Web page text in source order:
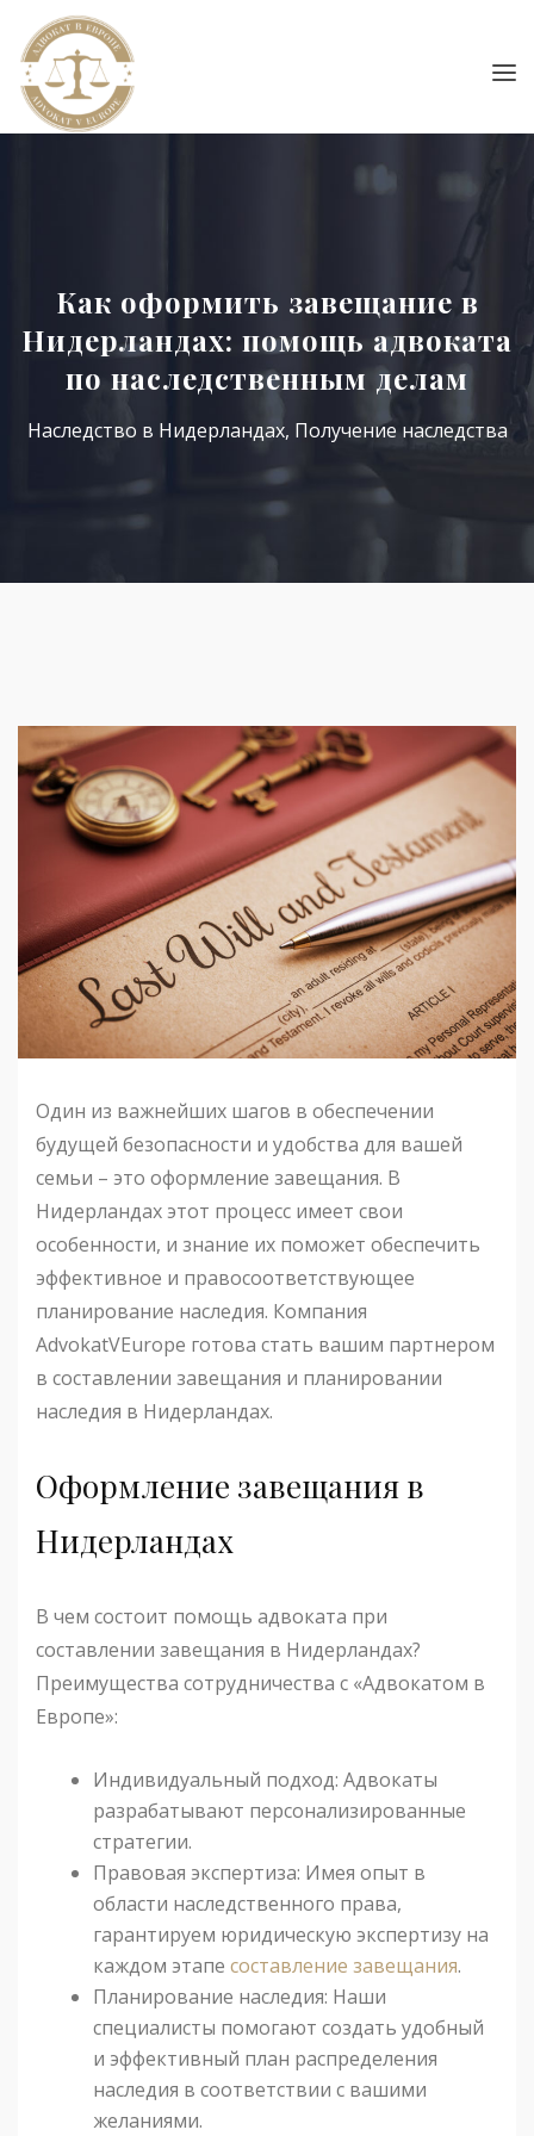
Как оформить завещание в
Нидерландах: помощь адвоката
по наследственным делам
Наследство в Нидерландах, Получение наследства
Один из важнейших шагов в обеспечении
будущей безопасности и удобства для вашей
семьи – это оформление завещания. В
Нидерландах этот процесс имеет свои
особенности, и знание их поможет обеспечить
эффективное и правосоответствующее
планирование наследия. Компания
AdvokatVEurope готова стать вашим партнером
в составлении завещания и планировании
наследия в Нидерландах.
Оформление завещания в
Нидерландах
В чем состоит помощь адвоката при
составлении завещания в Нидерландах?
Преимущества сотрудничества с «Адвокатом в
Европе»:
Индивидуальный подход: Адвокаты
разрабатывают персонализированные
стратегии.
Правовая экспертиза: Имея опыт в
области наследственного права,
гарантируем юридическую экспертизу на
каждом этапе составление завещания.
Планирование наследия: Наши
специалисты помогают создать удобный
и эффективный план распределения
наследия в соответствии с вашими
желаниями.